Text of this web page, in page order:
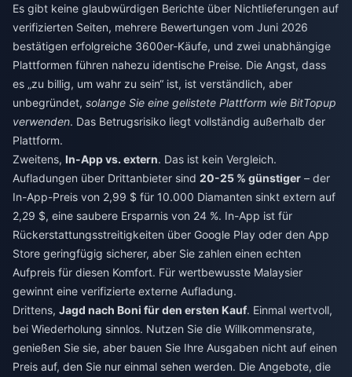
Es gibt keine glaubwürdigen Berichte über Nichtlieferungen auf
verifizierten Seiten, mehrere Bewertungen vom Juni 2026
bestätigen erfolgreiche 3600er-Käufe, und zwei unabhängige
Plattformen führen nahezu identische Preise. Die Angst, dass
es „zu billig, um wahr zu sein“ ist, ist verständlich, aber
unbegründet, solange Sie eine gelistete Plattform wie BitTopup
verwenden. Das Betrugsrisiko liegt vollständig außerhalb der
Plattform.
Zweitens, In-App vs. extern. Das ist kein Vergleich.
Aufladungen über Drittanbieter sind 20-25 % günstiger – der
In-App-Preis von 2,99 $ für 10.000 Diamanten sinkt extern auf
2,29 $, eine saubere Ersparnis von 24 %. In-App ist für
Rückerstattungsstreitigkeiten über Google Play oder den App
Store geringfügig sicherer, aber Sie zahlen einen echten
Aufpreis für diesen Komfort. Für wertbewusste Malaysier
gewinnt eine verifizierte externe Aufladung.
Drittens, Jagd nach Boni für den ersten Kauf. Einmal wertvoll,
bei Wiederholung sinnlos. Nutzen Sie die Willkommensrate,
genießen Sie sie, aber bauen Sie Ihre Ausgaben nicht auf einen
Preis auf, den Sie nur einmal sehen werden. Die Angebote, die